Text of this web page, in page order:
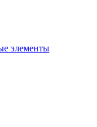
элементы